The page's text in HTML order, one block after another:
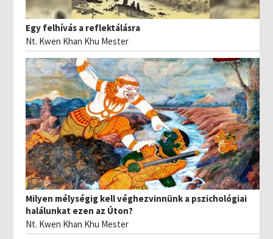
Egy felhívás a reflektálásra
Nt. Kwen Khan Khu Mester
Milyen mélységig kell véghezvinnünk a pszichológiai
halálunkat ezen az Úton?
Nt. Kwen Khan Khu Mester